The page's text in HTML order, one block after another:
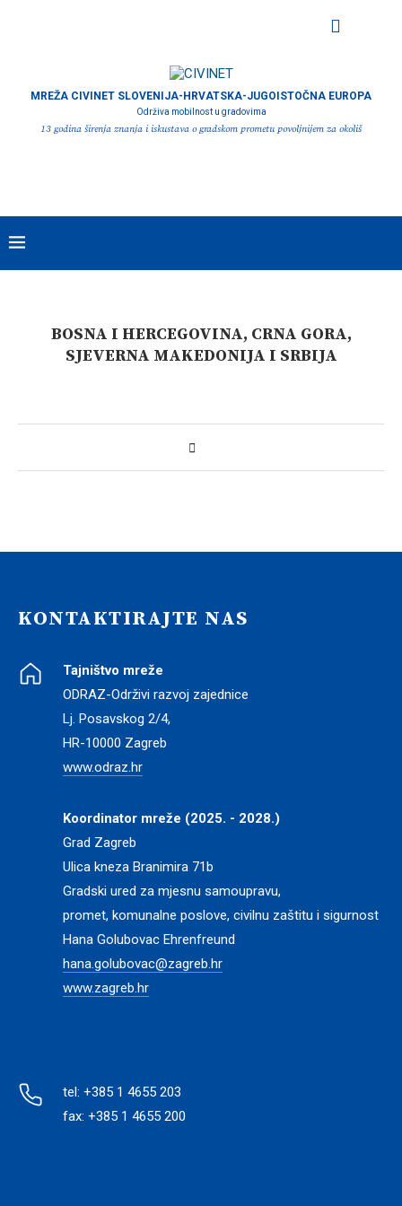
MREŽA CIVINET SLOVENIJA-HRVATSKA-JUGOISTOČNA EUROPA
Održiva mobilnost u gradovima
13 godina širenja znanja i iskustava o gradskom prometu povoljnijem za okoliš
BOSNA I HERCEGOVINA, CRNA GORA,
SJEVERNA MAKEDONIJA I SRBIJA
KONTAKTIRAJTE NAS
Tajništvo mreže
ODRAZ-Održivi razvoj zajednice
Lj. Posavskog 2/4,
HR-10000 Zagreb
www.odraz.hr
Koordinator mreže (2025. - 2028.)
Grad Zagreb
Ulica kneza Branimira 71b
Gradski ured za mjesnu samoupravu,
promet, komunalne poslove, civilnu zaštitu i sigurnost
Hana Golubovac Ehrenfreund
hana.golubovac@zagreb.hr
www.zagreb.hr
tel: +385 1 4655 203
fax: +385 1 4655 200